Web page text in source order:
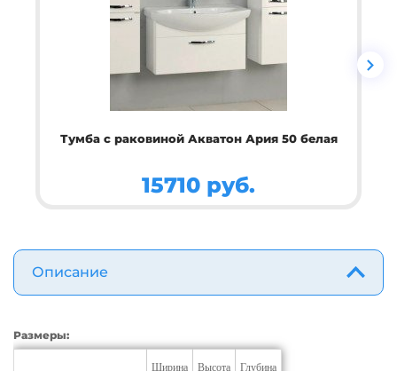
Тумба с раковиной Акватон Ария 50 белая
15710 руб.
Описание
Размеры:
Ширина Высота Глубина